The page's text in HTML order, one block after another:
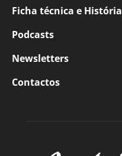
Ficha técnica e História
Podcasts
Newsletters
Contactos